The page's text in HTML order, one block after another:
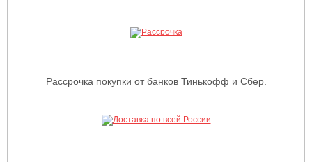
Рассрочка покупки от банков Тинькофф и Сбер.